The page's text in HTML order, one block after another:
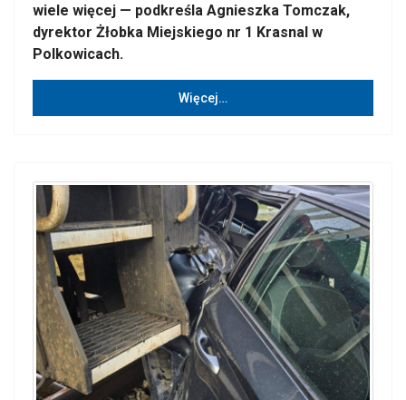
wiele więcej — podkreśla Agnieszka Tomczak,
dyrektor Żłobka Miejskiego nr 1 Krasnal w
Polkowicach.
Więcej…